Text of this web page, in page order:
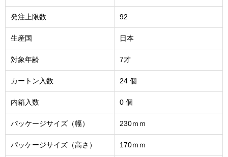
発注上限数 92
生産国 日本
対象年齢 7才
カートン入数 24 個
内箱入数 0 個
パッケージサイズ（幅） 230ｍｍ
パッケージサイズ（高さ） 170ｍｍ